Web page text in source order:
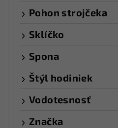
Pohon strojčeka
Sklíčko
Spona
Štýl hodiniek
Vodotesnosť
Značka